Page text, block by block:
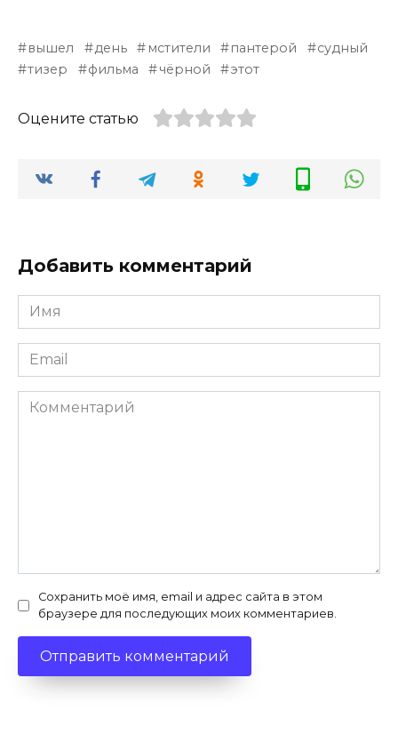
вышел день мстители пантерой
судный
тизер
фильма чёрной этот
Оцените статью
Добавить комментарий
Имя
*
Email
*
Комментарий
Сохранить моё имя, email и адрес сайта в этом
браузере для последующих моих комментариев.